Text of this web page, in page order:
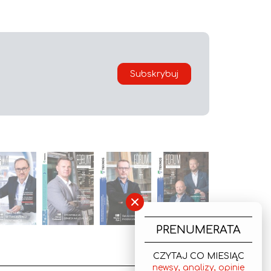
Subskrybuj
×
PRENUMERATA
CZYTAJ CO MIESIĄC
newsy, analizy, opinie